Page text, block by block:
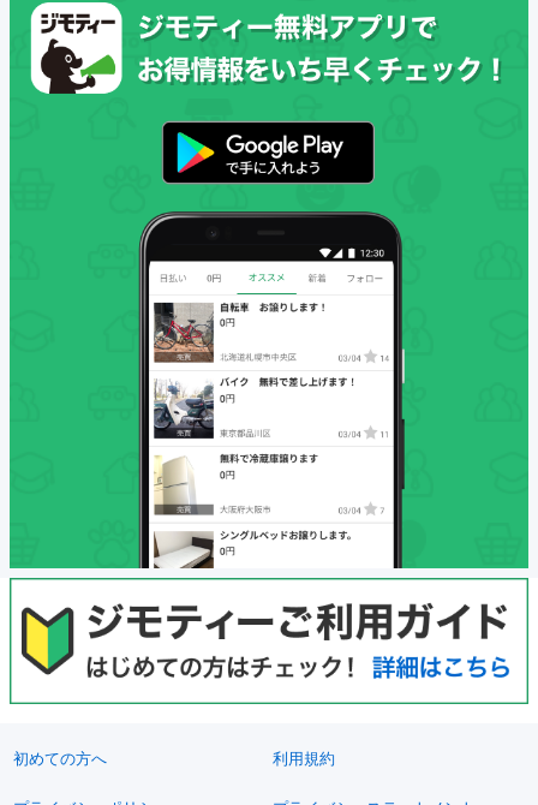
初めての方へ 利用規約